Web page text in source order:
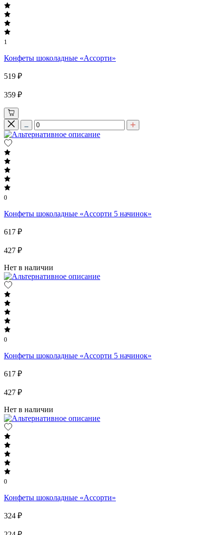
1
Конфеты шоколадные «Ассорти»
519 ₽
359 ₽
0
Конфеты шоколадные «Ассорти 5 начинок»
617 ₽
427 ₽
Нет в наличии
0
Конфеты шоколадные «Ассорти 5 начинок»
617 ₽
427 ₽
Нет в наличии
0
Конфеты шоколадные «Ассорти»
324 ₽